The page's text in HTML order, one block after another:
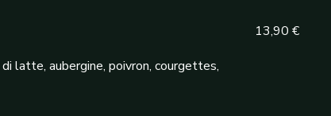
latte, aubergine, poivron, courgettes,
13,90 €